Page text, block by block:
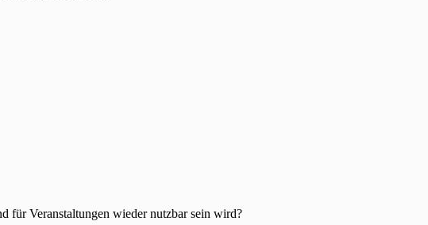
für Veranstaltungen wieder nutzbar sein wird?